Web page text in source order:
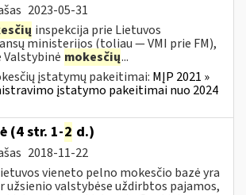
2023-05-31
inspekcija prie Lietuvos
ministerijos (toliau ― VMI prie FM),
mokesčių...
įstatymų pakeitimai: MĮP 2021 »
įstatymo pakeitimai nuo 2024
(4 str. 1-2 d.)
2018-11-22
vieneto pelno mokesčio bazė yra
užsienio valstybėse uždirbtos pajamos,